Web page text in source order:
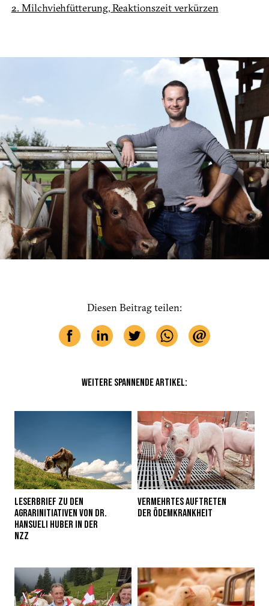
2. Milchviehfütterung, Reaktionszeit verkürzen
Diesen Beitrag teilen:
WEITERE SPANNENDE ARTIKEL:
LESERBRIEF ZU DEN
AGRARINITIATIVEN VON DR.
HANSUELI HUBER IN DER
NZZ
VERMEHRTES AUFTRETEN
DER ÖDEMKRANKHEIT